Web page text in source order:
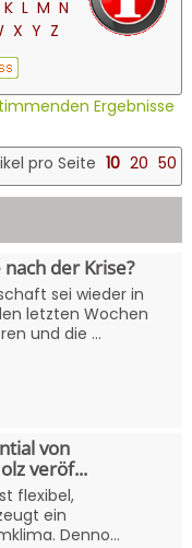
K L M N
X Y Z
Ergebnisse
pro Seite 10 20 50
der Krise?
sei wieder in
letzten Wochen
und die ...
von
veröf...
flexibel,
ein
Denno...